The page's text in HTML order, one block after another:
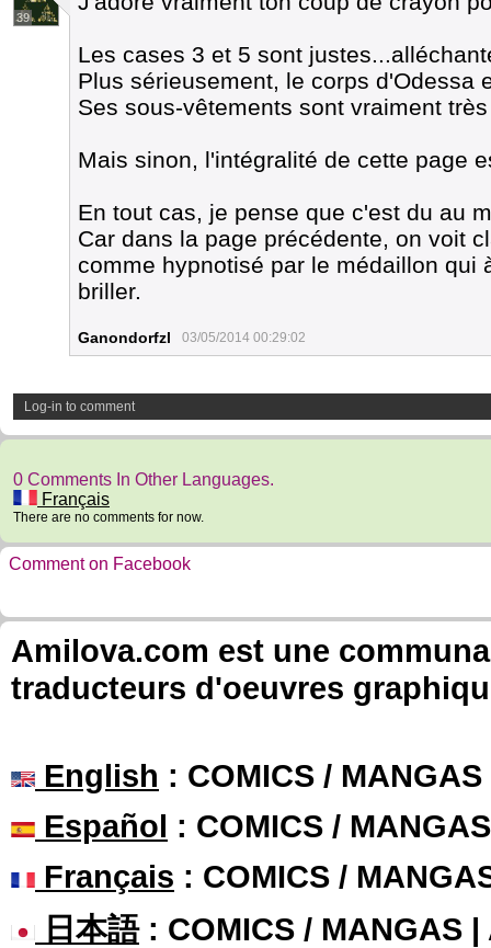
39
Les cases 3 et 5 sont
Plus sérieusement, le corps d'Odessa
Ses sous-vêtements sont vraiment
Mais sinon, l'intégralité de cette page
En tout cas, je pense que c'est du au
Car dans la page précédente, on voit
comme hypnotisé par le médaillon qui
briller.
Ganondorfzl 03/05/2014 00:29:02
Log-in to comment
0 Comments In Other Languages.
Français
There are no comments for now.
Comment on Facebook
Amilova.com est une
traducteurs d'oeuvres
English : COMICS /
Español : COMICS /
Français : COMICS /
日本語: COMICS / MANGAS |